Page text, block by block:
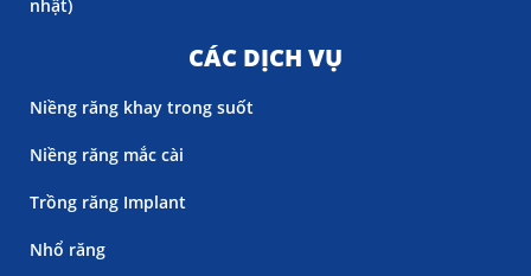
nhật)
CÁC DỊCH VỤ
Niềng răng khay trong suốt
Niềng răng mắc cài
Trồng răng Implant
Nhổ răng